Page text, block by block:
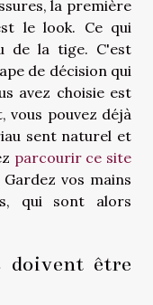
la première
le look. Ce qui
de la tige. C'est
de décision qui
avez choisie est
vous pouvez déjà
sent naturel et
parcourir ce site
vos mains
qui sont alors
doivent être